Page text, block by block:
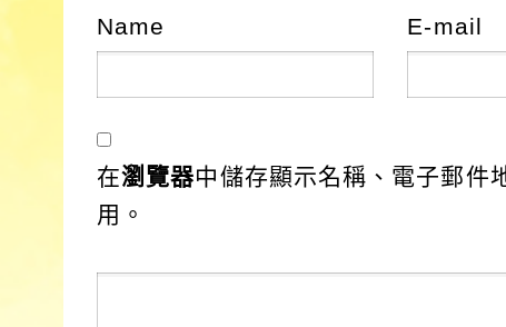
Name E-mail
在瀏覽器中儲存顯示名稱、電子郵件
用。